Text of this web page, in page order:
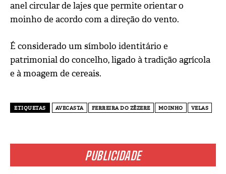
PUBLICIDADE
anel circular de lajes que permite orientar o
moinho de acordo com a direção do vento.
É considerado um símbolo identitário e
patrimonial do concelho, ligado à tradição agrícola
e à moagem de cereais.
ETIQUETAS AVECASTA FERREIRA DO ZÊZERE MOINHO VELAS